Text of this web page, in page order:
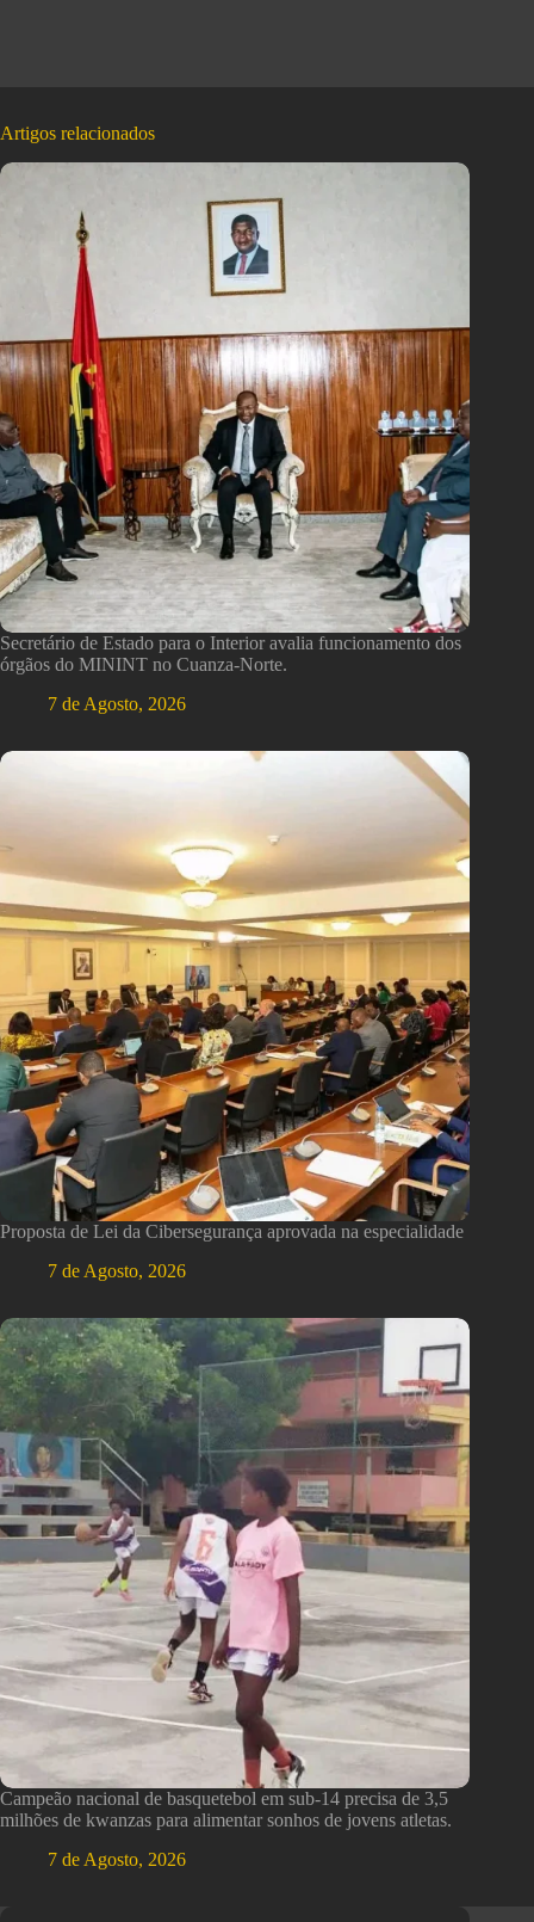
Artigos relacionados
Secretário de Estado para o Interior avalia funcionamento dos
órgãos do MININT no Cuanza-Norte.
7 de Agosto, 2026
Proposta de Lei da Cibersegurança aprovada na especialidade
7 de Agosto, 2026
Campeão nacional de basquetebol em sub-14 precisa de 3,5
milhões de kwanzas para alimentar sonhos de jovens atletas.
7 de Agosto, 2026